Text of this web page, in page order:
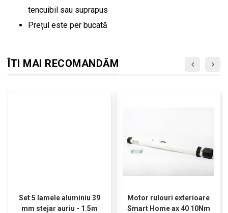
tencuibil sau suprapus
Prețul este per bucată
ÎTI MAI RECOMANDĂM
Set 5 lamele aluminiu 39
mm stejar auriu - 1.5m
Motor rulouri exterioare
Smart Home ax 40 10Nm